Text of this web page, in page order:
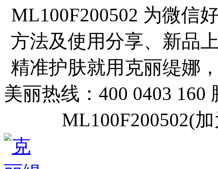
ML100F200502 为微信
方法及使用分享、新品
精准护肤就用克丽缇娜
美丽热线：400 0403 160
ML100F200502(